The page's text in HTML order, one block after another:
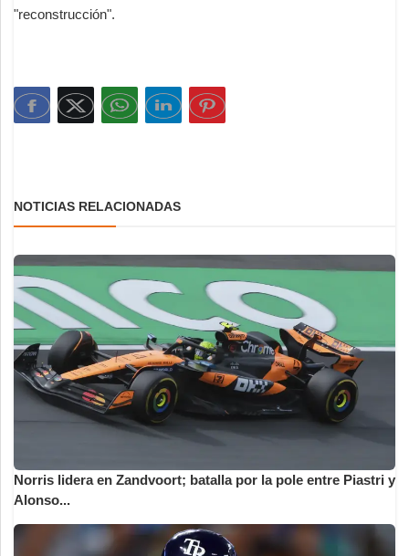
"reconstrucción".
NOTICIAS RELACIONADAS
Norris lidera en Zandvoort; batalla por la pole entre Piastri y
Alonso...